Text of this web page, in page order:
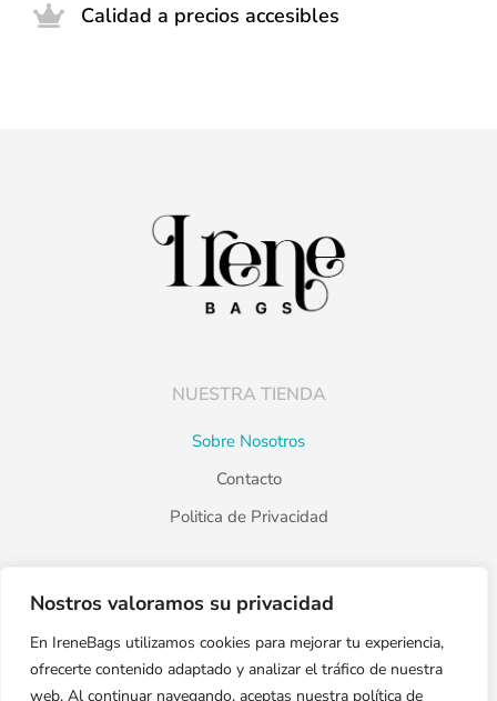
Nostros valoramos su privacidad
En IreneBags utilizamos cookies para mejorar tu experiencia,
ofrecerte contenido adaptado y analizar el tráfico de nuestra
web. Al continuar navegando, aceptas nuestra política de
Calidad a precios accesibles
NUESTRA TIENDA
Sobre Nosotros
Contacto
Politica de Privacidad
PRODUCTOS
Catálogo
Destacados